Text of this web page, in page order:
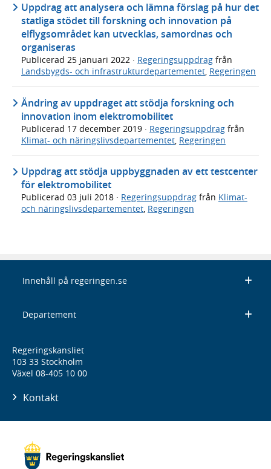
Uppdrag att analysera och lämna förslag på hur det
statliga stödet till forskning och innovation på
elflygsområdet kan utvecklas, samordnas och
organiseras
Publicerad 25 januari 2022 · Regeringsuppdrag från
Landsbygds- och infrastrukturdepartementet, Regeringen
Ändring av uppdraget att stödja forskning och
innovation inom elektromobilitet
Publicerad 17 december 2019 · Regeringsuppdrag från
Klimat- och näringslivsdepartementet Regeringen
Uppdrag att stödja uppbyggnaden av ett testcenter
för elektromobilitet
Publicerad 03 juli 2018 · Regeringsuppdrag från Klimat-
och näringslivsdepartementet, Regeringen
Innehåll på regeringen.se
Departement
Regeringskansliet
103 33 Stockholm
Växel 08-405 10 00
Kontakt